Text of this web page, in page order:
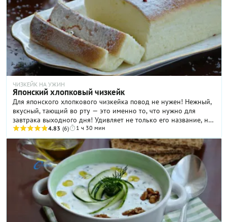
ЧИЗКЕЙК НА УЖИН
Японский хлопковый чизкейк
Для японского хлопкового чизкейка повод не нужен! Нежный,
вкусный, тающий во рту — это именно то, что нужно для
завтрака выходного дня! Удивляет не только его название, но
и вкус. Даже те, кто его не раз пробовал, затрудняются дать
четкое описание. Пористый десерт – нечто среднее между
чизкейком, творожной запеканкой и пышным омлетом.
Неслучайно его назвали «хлопковый». В отличие от
классического лакомства структура десерта воздушная и
легкая, как хлопок. Здесь отсутствует привычная нам песочная
основа. Хитростей в приготовлении особых нет. Главное
хорошо взбить белки и аккуратно ввести их в тесто, чтобы
сохранить пышность. Выпекать десерт нужно на водяной бане
при невысокой температуре, тогда он получится именно
таким, как нужно: невесомым, нежным и очень вкусным.
4.83 (6) 1 ч 30 мин